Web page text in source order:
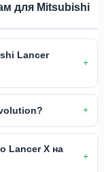
для Mitsubishi
Lancer
Lancer X на